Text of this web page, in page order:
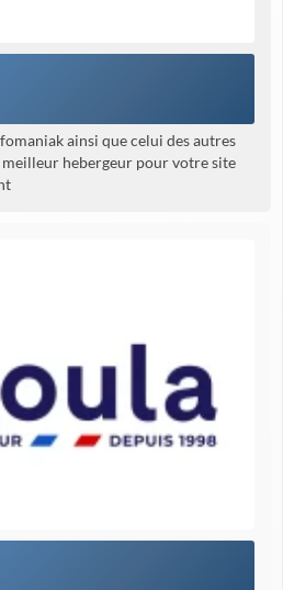
ainsi que celui des autres
hebergeur pour votre site